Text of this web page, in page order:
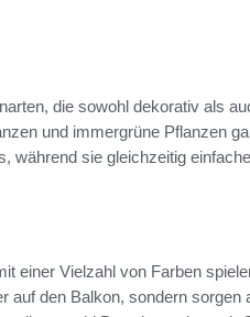
die sowohl dekorativ als
und immergrüne Pflanzen
während sie gleichzeitig
einer Vielzahl von Farben
auf den Balkon, sondern sorgen